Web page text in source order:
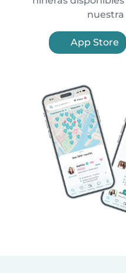
nuestra
App Store